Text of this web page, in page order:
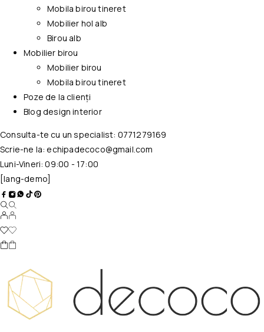
Mobila birou tineret
Mobilier hol alb
Birou alb
Mobilier birou
Mobilier birou
Mobila birou tineret
Poze de la clienți
Blog design interior
Consulta-te cu un specialist: 0771279169
Scrie-ne la:echipadecoco@gmail.com
Luni-Vineri: 09:00 - 17:00
[lang-demo]